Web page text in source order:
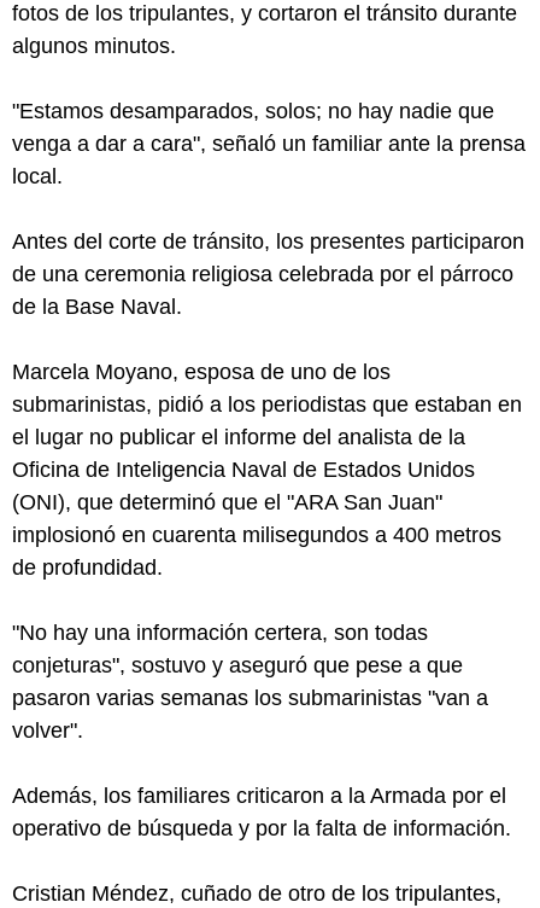
fotos de los tripulantes, y cortaron el tránsito durante
algunos minutos.
"Estamos desamparados, solos; no hay nadie que
venga a dar a cara", señaló un familiar ante la prensa
local.
Antes del corte de tránsito, los presentes participaron
de una ceremonia religiosa celebrada por el párroco
de la Base Naval.
Marcela Moyano, esposa de uno de los
submarinistas, pidió a los periodistas que estaban en
el lugar no publicar el informe del analista de la
Oficina de Inteligencia Naval de Estados Unidos
(ONI), que determinó que el "ARA San Juan"
implosionó en cuarenta milisegundos a 400 metros
de profundidad.
"No hay una información certera, son todas
conjeturas", sostuvo y aseguró que pese a que
pasaron varias semanas los submarinistas "van a
volver".
Además, los familiares criticaron a la Armada por el
operativo de búsqueda y por la falta de información.
Cristian Méndez, cuñado de otro de los tripulantes,